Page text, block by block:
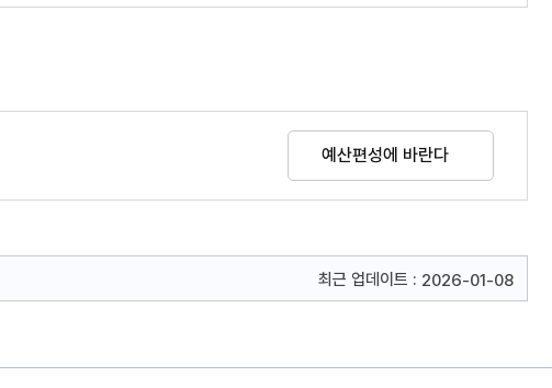
예산편성에 바란다
최근 업데이트 : 2026-01-08